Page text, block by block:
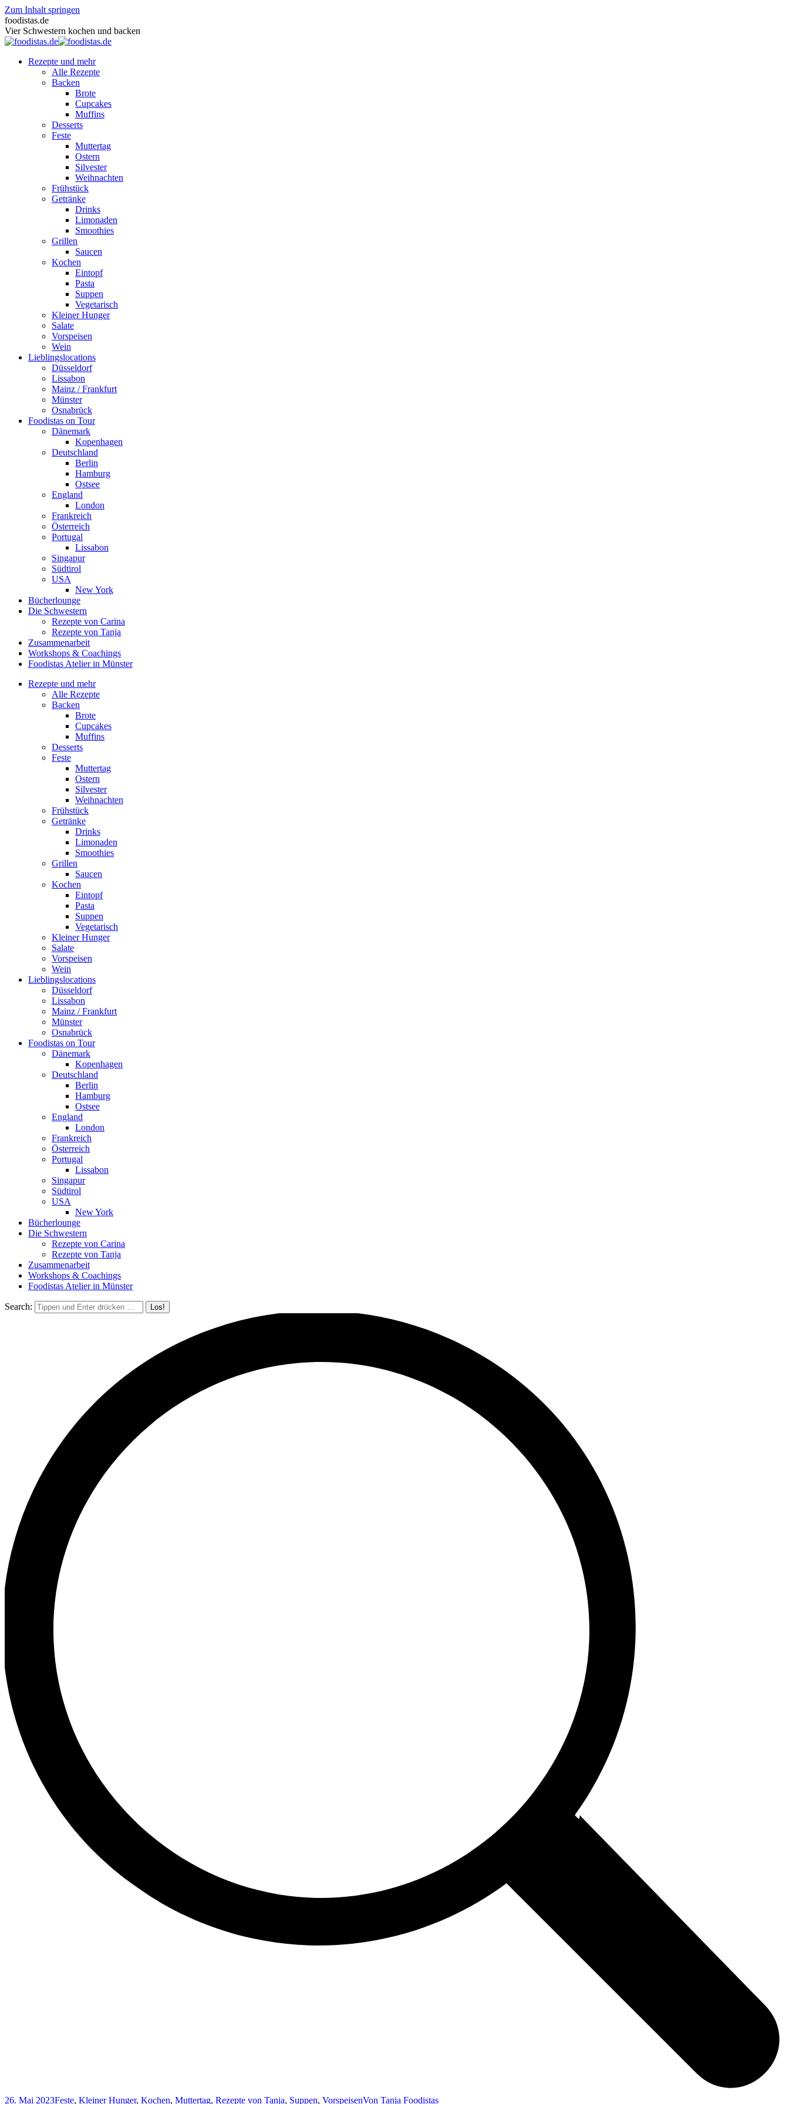
Zum Inhalt springen
foodistas.de
Vier Schwestern kochen und backen
Rezepte und mehr
Alle Rezepte
Backen
Brote
Cupcakes
Muffins
Desserts
Feste
Muttertag
Ostern
Silvester
Weihnachten
Frühstück
Getränke
Drinks
Limonaden
Smoothies
Grillen
Saucen
Kochen
Eintopf
Pasta
Suppen
Vegetarisch
Kleiner Hunger
Salate
Vorspeisen
Wein
Lieblingslocations
Düsseldorf
Lissabon
Mainz / Frankfurt
Münster
Osnabrück
Foodistas on Tour
Dänemark
Kopenhagen
Deutschland
Berlin
Hamburg
Ostsee
England
London
Frankreich
Österreich
Portugal
Lissabon
Singapur
Südtirol
USA
New York
Bücherlounge
Die Schwestern
Rezepte von Carina
Rezepte von Tanja
Zusammenarbeit
Workshops & Coachings
Foodistas Atelier in Münster
Rezepte und mehr
Alle Rezepte
Backen
Brote
Cupcakes
Muffins
Desserts
Feste
Muttertag
Ostern
Silvester
Weihnachten
Frühstück
Getränke
Drinks
Limonaden
Smoothies
Grillen
Saucen
Kochen
Eintopf
Pasta
Suppen
Vegetarisch
Kleiner Hunger
Salate
Vorspeisen
Wein
Lieblingslocations
Düsseldorf
Lissabon
Mainz / Frankfurt
Münster
Osnabrück
Foodistas on Tour
Dänemark
Kopenhagen
Deutschland
Berlin
Hamburg
Ostsee
England
London
Frankreich
Österreich
Portugal
Lissabon
Singapur
Südtirol
USA
New York
Bücherlounge
Die Schwestern
Rezepte von Carina
Rezepte von Tanja
Zusammenarbeit
Workshops & Coachings
Foodistas Atelier in Münster
Search:
26. Mai 2023Feste, Kleiner Hunger, Kochen, Muttertag, Rezepte von Tanja, Suppen, VorspeisenVon Tanja Foodistas